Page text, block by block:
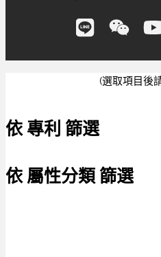
(選取項目後
依 專利 篩選
依 屬性分類 篩選